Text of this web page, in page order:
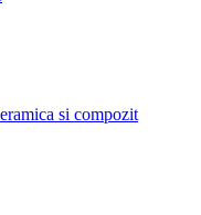
si compozit